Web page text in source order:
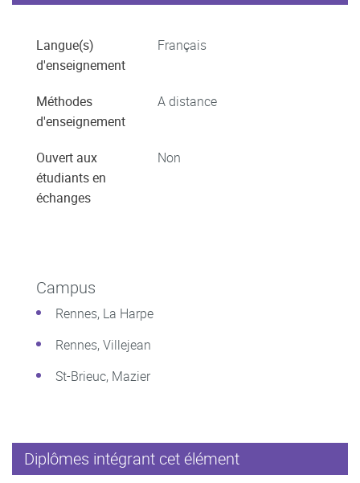
Langue(s)
d'enseignement
Français
Méthodes
d'enseignement
A distance
Ouvert aux
étudiants en
échanges
Non
Campus
Rennes, La Harpe
Rennes, Villejean
St-Brieuc, Mazier
Diplômes intégrant cet élément